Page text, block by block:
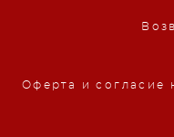
Оферта и согласие